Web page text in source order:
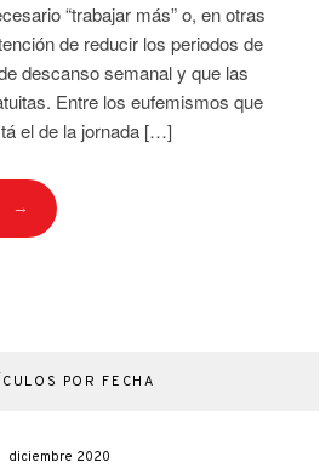
“trabajar más” o, en otras
de reducir los periodos de
descanso semanal y que las
Entre los eufemismos que
el de la jornada […]
→
POR FECHA
diciembre 2020